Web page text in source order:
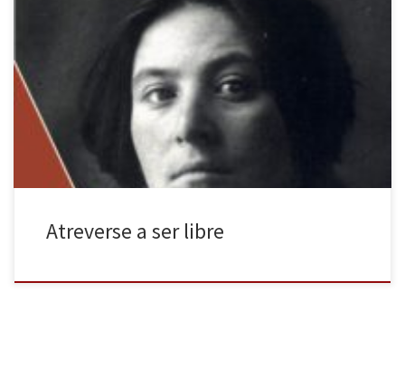
La editorial Armaenia publica en su colección de narrativa un libro
que recoge, principalmente, el texto que Yevguenia
Yarovslávskaia-Markón, su autora, tituló como “Mi autobiografía”,
pero que, siguiendo a la edición francesa, en España se presenta
como Insumisa. El manuscrito, hallado por la investigadora rusa
Irina Fliege, fue escrito pocos […]
Atreverse a ser libre